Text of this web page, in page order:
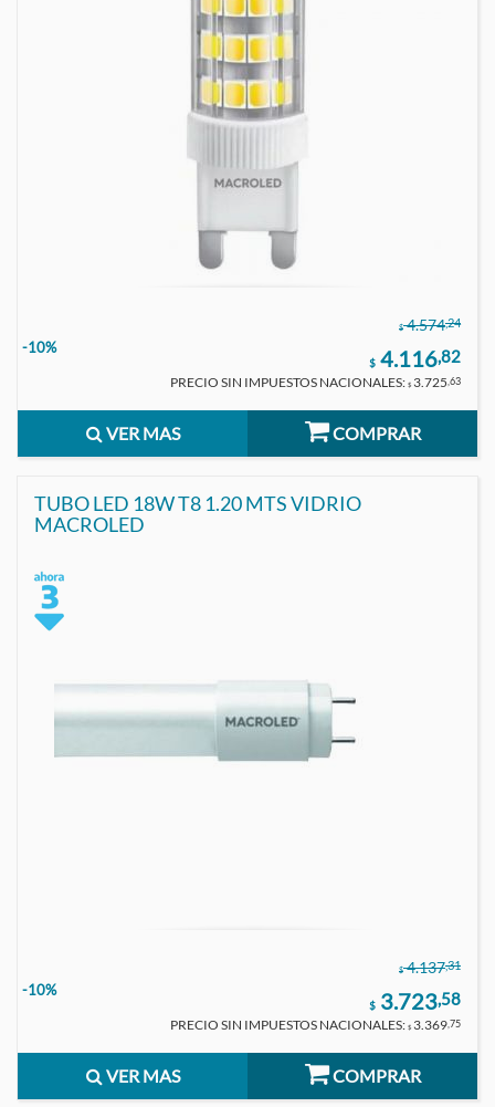
$ 4.574,24
-10%
$ 4.116,82
PRECIO SIN IMPUESTOS NACIONALES: $ 3.725 ,63
VER MAS COMPRAR
TUBO LED 18W T8 1.20 MTS VIDRIO
MACROLED
$ 4.137,31
-10%
$ 3.723,58
PRECIO SIN IMPUESTOS NACIONALES: $ 3.369,75
VER MAS COMPRAR